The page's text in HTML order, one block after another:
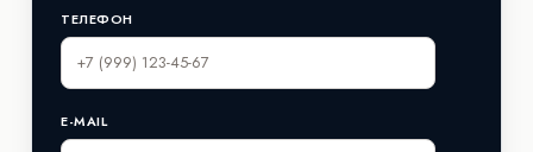
ТЕЛЕФОН
E-MAIL